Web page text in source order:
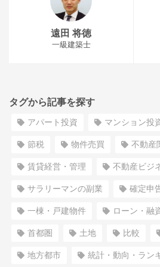
遠田 将徳
一級建築士
タグから記事を探す
アパート投資 マンション投
節税 物件売買 不動産
賃貸経営・管理 不動産ビジ
サラリーマンの副業 確定申
一棟・戸建物件 ローン・融
首都圏 土地 比較
地方都市 統計・動向・ラン